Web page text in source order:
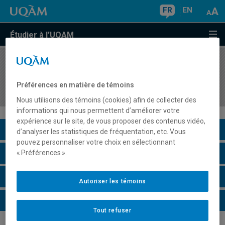
FR EN
Étudier à l'UQAM
COURS//
secteur public
Description du cours
Horaire - Été 2026
Horaire - Automne 2026
Horaire - Hiver 2027
Préférences en matière de témoins
Nous utilisons des témoins (cookies) afin de collecter des
informations qui nous permettent d’améliorer votre
expérience sur le site, de vous proposer des contenus vidéo,
d’analyser les statistiques de fréquentation, etc. Vous
pouvez personnaliser votre choix en sélectionnant
« Préférences ».
Tout refuser
Autoriser les témoins